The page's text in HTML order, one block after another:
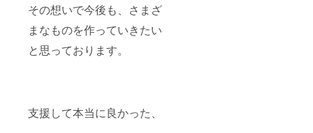
その想いで今後も、さまざ
まなものを作っていきたい
と思っております。
支援して本当に良かった、